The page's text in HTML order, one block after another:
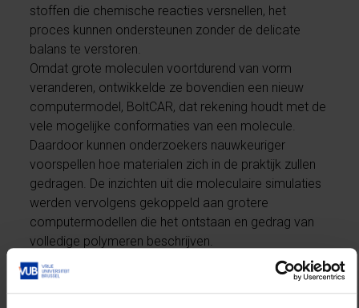
stoffen die chemische reacties versnellen, het
proces kunnen ondersteunen zonder de delicate
balans te verstoren.
Omdat grote moleculen voortdurend van vorm
veranderen, ontwikkelde ze bovendien een nieuw
computermodel, BoltCAR, dat rekening houdt met de
vele mogelijke conformaties van een molecule.
Daardoor kunnen onderzoekers nauwkeuriger
voorspellen hoe materialen zich in de praktijk zullen
gedragen. De inzichten uit die moleculaire simulaties
werden vervolgens gekoppeld aan grotere
computermodellen die het ontstaan en gedrag van
volledige polymeren beschrijven.
Laboratoriumexperimenten bevestigden daarbij de
voorspellingen van de modellen.